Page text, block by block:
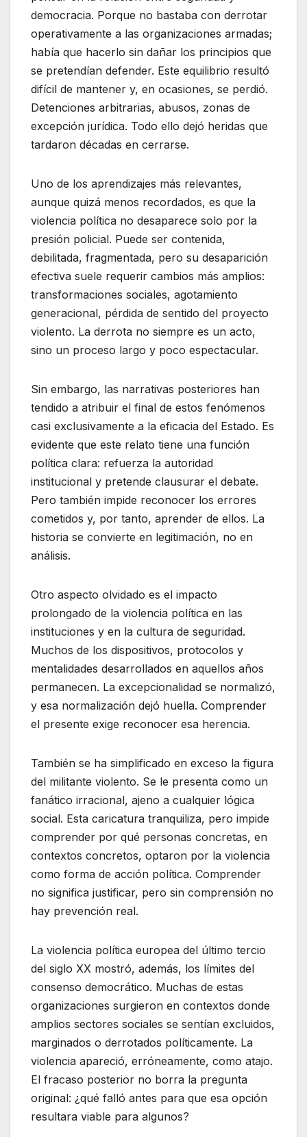
democracia. Porque no bastaba con derrotar
operativamente a las organizaciones armadas;
había que hacerlo sin dañar los principios que
se pretendían defender. Este equilibrio resultó
difícil de mantener y, en ocasiones, se perdió.
Detenciones arbitrarias, abusos, zonas de
excepción jurídica. Todo ello dejó heridas que
tardaron décadas en cerrarse.
Uno de los aprendizajes más relevantes,
aunque quizá menos recordados, es que la
violencia política no desaparece solo por la
presión policial. Puede ser contenida,
debilitada, fragmentada, pero su desaparición
efectiva suele requerir cambios más amplios:
transformaciones sociales, agotamiento
generacional, pérdida de sentido del proyecto
violento. La derrota no siempre es un acto,
sino un proceso largo y poco espectacular.
Sin embargo, las narrativas posteriores han
tendido a atribuir el final de estos fenómenos
casi exclusivamente a la eficacia del Estado. Es
evidente que este relato tiene una función
política clara: refuerza la autoridad
institucional y pretende clausurar el debate.
Pero también impide reconocer los errores
cometidos y, por tanto, aprender de ellos. La
historia se convierte en legitimación, no en
análisis.
Otro aspecto olvidado es el impacto
prolongado de la violencia política en las
instituciones y en la cultura de seguridad.
Muchos de los dispositivos, protocolos y
mentalidades desarrollados en aquellos años
permanecen. La excepcionalidad se normalizó,
y esa normalización dejó huella. Comprender
el presente exige reconocer esa herencia.
También se ha simplificado en exceso la figura
del militante violento. Se le presenta como un
fanático irracional, ajeno a cualquier lógica
social. Esta caricatura tranquiliza, pero impide
comprender por qué personas concretas, en
contextos concretos, optaron por la violencia
como forma de acción política. Comprender
no significa justificar, pero sin comprensión no
hay prevención real.
La violencia política europea del último tercio
del siglo XX mostró, además, los límites del
consenso democrático. Muchas de estas
organizaciones surgieron en contextos donde
amplios sectores sociales se sentían excluidos,
marginados o derrotados políticamente. La
violencia apareció, erróneamente, como atajo.
El fracaso posterior no borra la pregunta
original: ¿qué falló antes para que esa opción
resultara viable para algunos?